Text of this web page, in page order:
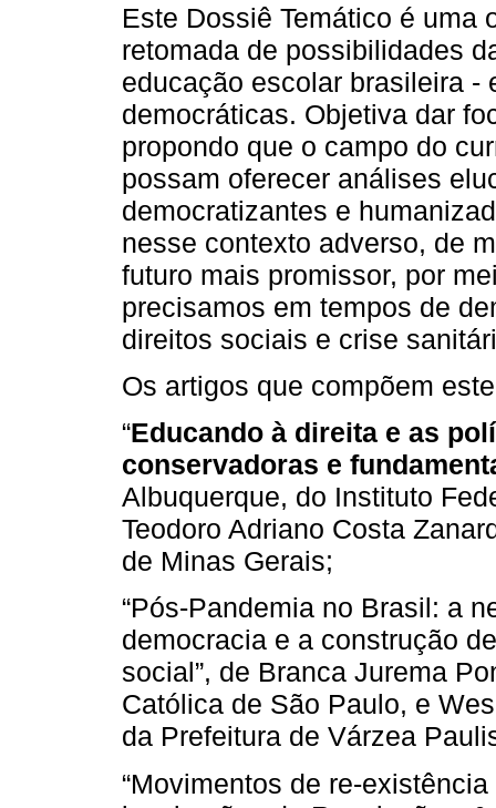
Este Dossiê Temático é uma
retomada de possibilidades
educação escolar brasileira -
democráticas. Objetiva dar
propondo que o campo do
possam oferecer análises
democratizantes e
nesse contexto adverso, de
futuro mais promissor, por
precisamos em tempos de
direitos sociais e crise
Os artigos que compõem
“Educando à direita e as
conservadoras e
Albuquerque, do Instituto
Teodoro Adriano Costa
de Minas Gerais;
“Pós-Pandemia no Brasil: a
democracia e a construção
social”, de Branca Jurema
Católica de São Paulo, e
da Prefeitura de Várzea
“Movimentos de re-